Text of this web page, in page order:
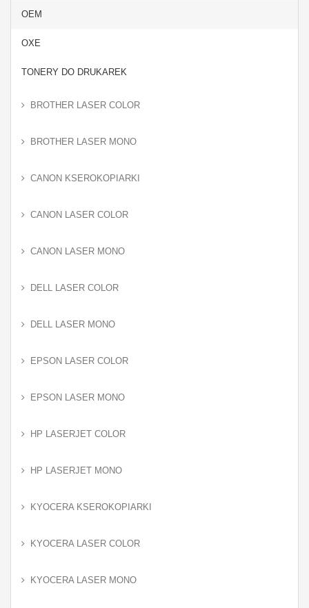
OEM
OXE
TONERY DO DRUKAREK
BROTHER LASER COLOR
BROTHER LASER MONO
CANON KSEROKOPIARKI
CANON LASER COLOR
CANON LASER MONO
DELL LASER COLOR
DELL LASER MONO
EPSON LASER COLOR
EPSON LASER MONO
HP LASERJET COLOR
HP LASERJET MONO
KYOCERA KSEROKOPIARKI
KYOCERA LASER COLOR
KYOCERA LASER MONO